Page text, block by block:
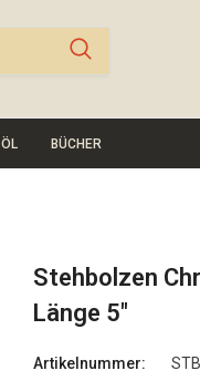
ÖL BÜCHER
Stehbolzen
Länge 5"
Artikelnummer: